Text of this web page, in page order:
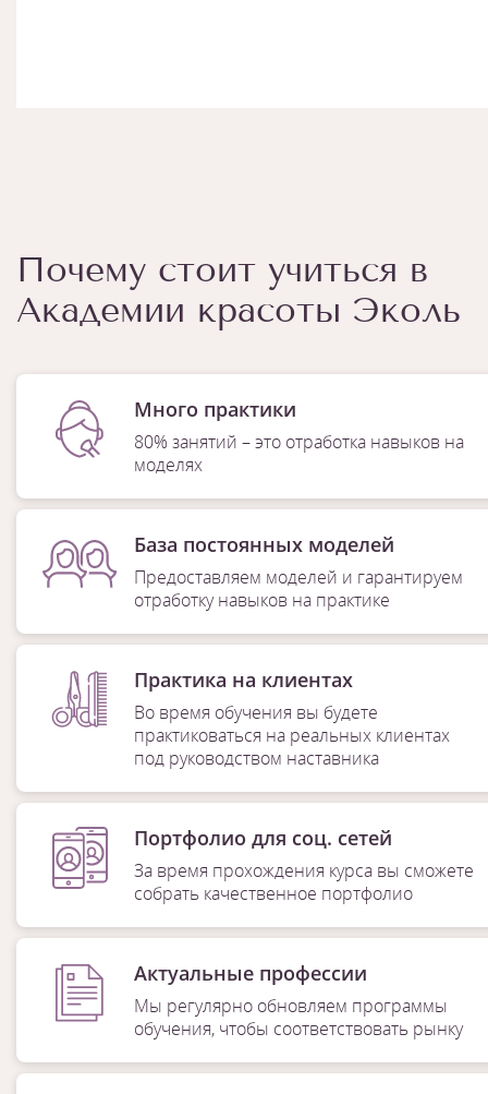
Почему стоит учиться в
Академии красоты Эколь
Много практики
80% занятий – это отработка навыков на
моделях
База постоянных моделей
Предоставляем моделей и гарантируем
отработку навыков на практике
Практика на клиентах
Во время обучения вы будете
практиковаться на реальных клиентах
под руководством наставника
Портфолио для соц. сетей
За время прохождения курса вы сможете
собрать качественное портфолио
Актуальные профессии
Мы регулярно обновляем программы
обучения, чтобы соответствовать рынку